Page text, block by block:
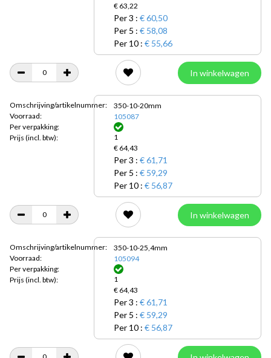
€ 63,22
Per 3 : € 60,50
Per 5 : € 58,08
Per 10 : € 55,66
In winkelwagen
Omschrijving/artikelnummer:
Voorraad:
Per verpakking:
Prijs (incl. btw):
350-10-20mm
105087
1
€ 64,43
Per 3 : € 61,71
Per 5 : € 59,29
Per 10 : € 56,87
In winkelwagen
Omschrijving/artikelnummer:
Voorraad:
Per verpakking:
Prijs (incl. btw):
350-10-25,4mm
105094
1
€ 64,43
Per 3 : € 61,71
Per 5 : € 59,29
Per 10 : € 56,87